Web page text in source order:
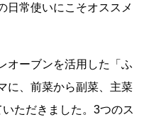
日常使いにこそオススメ
オーブンを活用した「ふ
に、前菜から副菜、主菜
ただきました。3つのス